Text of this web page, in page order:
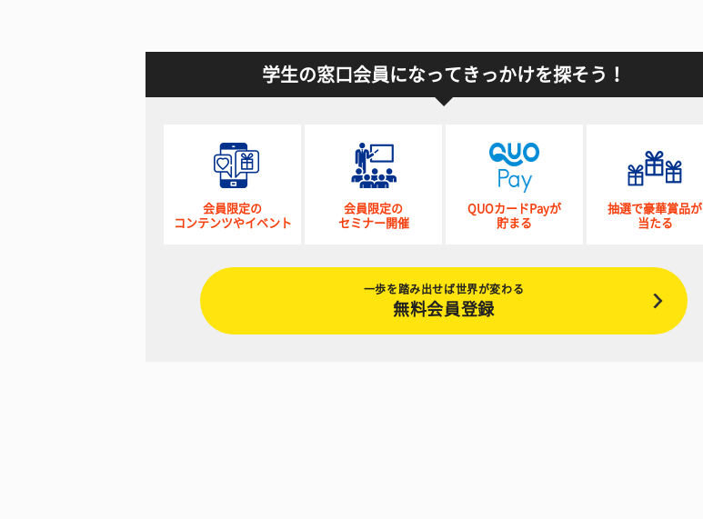
学生の窓口会員になってきっかけを探そう！
会員限定の
コンテンツやイベント
会員限定の
セミナー開催
QUOカードPayが
貯まる
抽選で豪華賞品が
当たる
一歩を踏み出せば世界が変わる
無料会員登録